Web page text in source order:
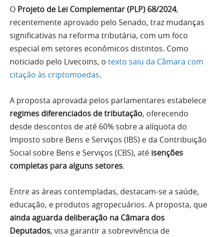
O Projeto de Lei Complementar (PLP) 68/2024,
recentemente aprovado pelo Senado, traz mudanças
significativas na reforma tributária, com um foco
especial em setores econômicos distintos. Como
noticiado pelo Livecoins, o texto saiu da Câmara com
citação às criptomoedas.
A proposta aprovada pelos parlamentares estabelece
regimes diferenciados de tributação, oferecendo
desde descontos de até 60% sobre a alíquota do
Imposto sobre Bens e Serviços (IBS) e da Contribuição
Social sobre Bens e Serviços (CBS), até isenções
completas para alguns setores.
Entre as áreas contempladas, destacam-se a saúde,
educação, e produtos agropecuários. A proposta, que
ainda aguarda deliberação na Câmara dos
Deputados, visa garantir a sobrevivência de